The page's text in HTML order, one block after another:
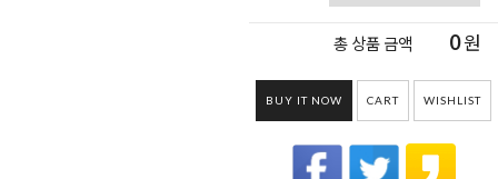
총 상품 금액 0원
BUY IT NOW CART WISHLIST